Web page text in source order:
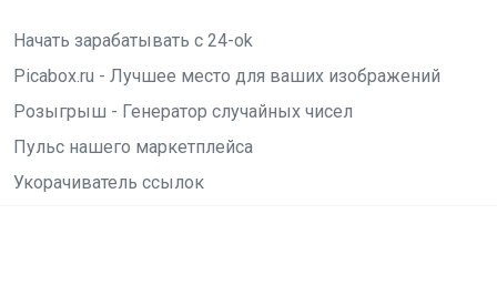
Начать зарабатывать с 24-ok
Picabox.ru - Лучшее место для ваших изображений
Розыгрыш - Генератор случайных чисел
Пульс нашего маркетплейса
Укорачиватель ссылок